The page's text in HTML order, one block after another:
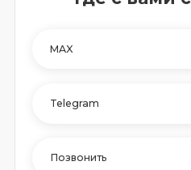
MAX
Telegram
Позвонить